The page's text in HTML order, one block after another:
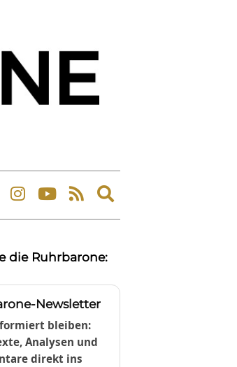
Expand
search
die Ruhrbarone:
Newsletter
bleiben:
Analysen und
direkt ins